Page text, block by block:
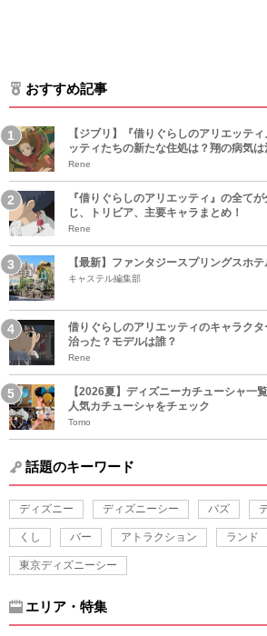
おすすめ記事
【ジブリ】『借りぐらしのアリエッテ
ッティたちの新たな住処は？翔の病気は
Rene
『借りぐらしのアリエッティ』の全て
じ、トリビア、主要キャラまとめ！
Rene
【最新】ファンタジースプリングスホ
キャステル編集部
借りぐらしのアリエッティのキャラク
治った？モデルは誰？
Rene
【2026夏】ディズニーカチューシャ一
人気カチューシャをチェック
Tomo
話題のキーワード
ディズニー ディズニーシー バズ
くし バー アトラクション ランド
東京ディズニーシー
エリア・特集